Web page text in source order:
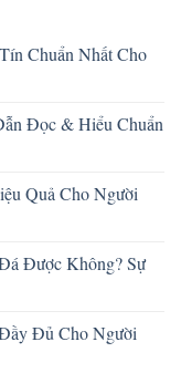
Chuẩn Nhất Cho
Đọc & Hiểu Chuẩn
Quả Cho Người
Được Không? Sự
Đủ Cho Người